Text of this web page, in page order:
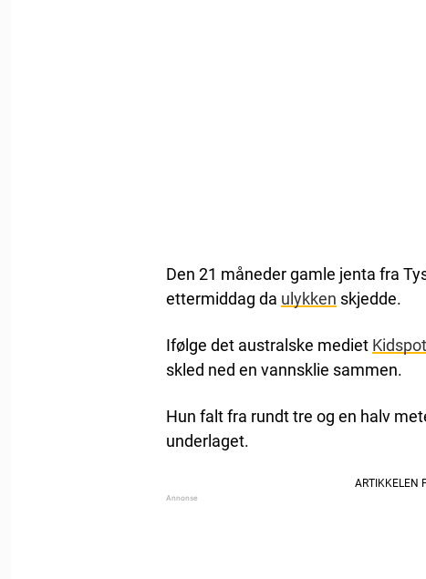
Den 21 måneder gamle jenta fra
ettermiddag da ulykken skjedde.
Ifølge det australske mediet
skled ned en vannsklie sammen.
Hun falt fra rundt tre og en halv
underlaget.